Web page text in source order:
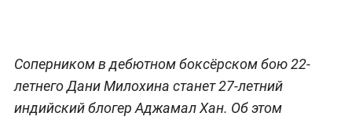
Соперником в дебютном боксёрском бою 22-
летнего Дани Милохина станет 27-летний
индийский блогер Аджамал Хан. Об этом